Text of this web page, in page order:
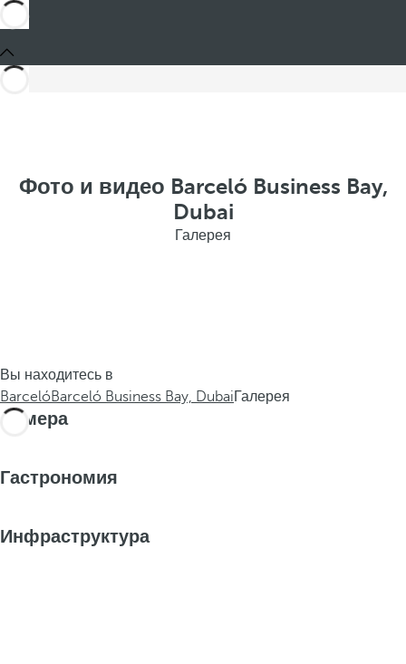
Фото и видео Barceló Business Bay,
Dubai
Галерея
Вы находитесь в
BarcelóBarceló Business Bay, DubaiГалерея
Номера
Гастрономия
Инфраструктура